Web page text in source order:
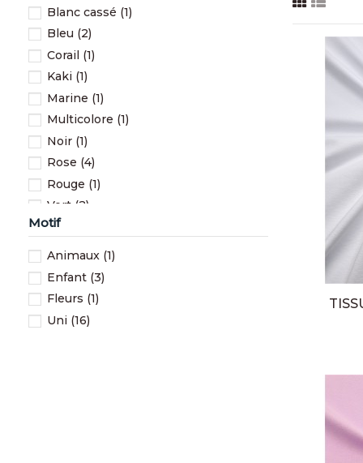
Blanc cassé (1)
Bleu (2)
Corail (1)
Kaki (1)
Marine (1)
Multicolore (1)
Noir (1)
Rose (4)
Rouge (1)
Vert (2)
Violet
Motif
Animaux (1)
Enfant (3)
Fleurs (1)
Uni (16)